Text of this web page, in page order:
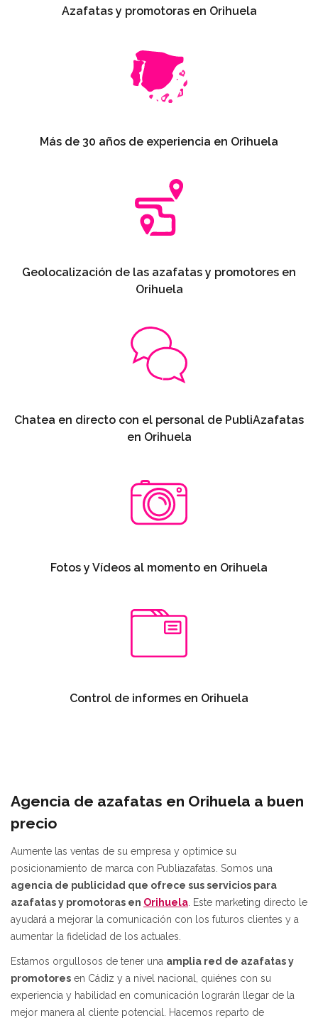
Azafatas y promotoras en Orihuela
Más de 30 años de experiencia en Orihuela
Geolocalización de las azafatas y promotores en
Orihuela
Chatea en directo con el personal de PubliAzafatas
en Orihuela
Fotos y Vídeos al momento en Orihuela
Control de informes en Orihuela
Agencia de azafatas en Orihuela a buen
precio
Aumente las ventas de su empresa y optimice su
posicionamiento de marca con Publiazafatas. Somos una
agencia de publicidad que ofrece sus servicios para
azafatas y promotoras en Orihuela . Este marketing directo le
ayudará a mejorar la comunicación con los futuros clientes y a
aumentar la fidelidad de los actuales.
Estamos orgullosos de tener una amplia red de azafatas y
promotores en Cádiz y a nivel nacional, quiénes con su
experiencia y habilidad en comunicación lograrán llegar de la
mejor manera al cliente potencial. Hacemos reparto de